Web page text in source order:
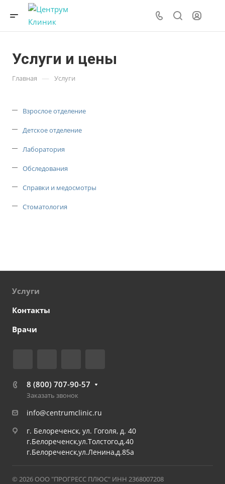
Услуги и цены
Главная — Услуги
Взрослое отделение
Детское отделение
Лаборатория
Обследования
Справки и медосмотры
Стоматология
Услуги
Контакты
Врачи
8 (800) 707-90-57
Заказать звонок
info@centrumclinic.ru
г. Белореченск, ул. Гоголя, д. 40
г.Белореченск,ул.Толстого,д.40
г.Белореченск,ул.Ленина,д.85а
© 2026 ООО "ПРОГРЕСС ПЛЮС" ИНН 2368007208